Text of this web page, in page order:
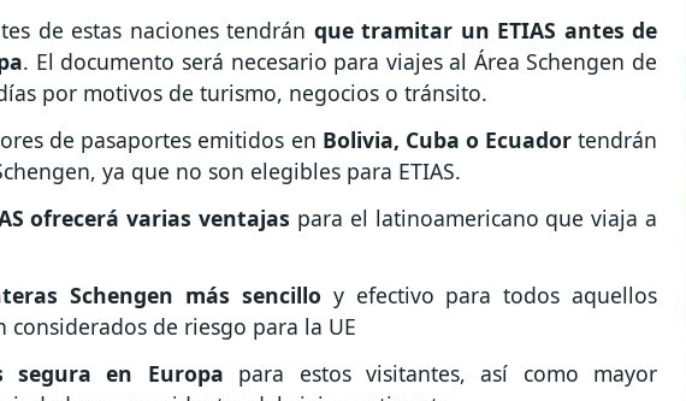
de estas naciones tendrán que tramitar un ETIAS antes de
. El documento será necesario para viajes al Área Schengen de
por motivos de turismo, negocios o tránsito.
de pasaportes emitidos en Bolivia, Cuba o Ecuadortendrán
ya que no son elegibles para ETIAS.
ofrecerá varias ventajas para el latinoamericano que viaja a
Schengen más sencillo y efectivo para todos aquellos
considerados de riesgo para la UE
segura en Europa para estos visitantes, así como mayor